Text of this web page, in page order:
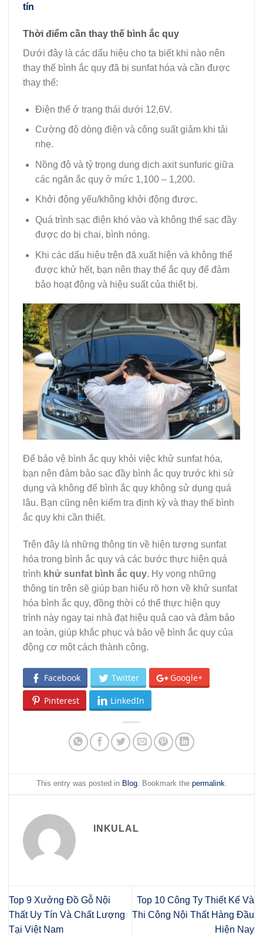
tín
Thời điểm cần thay thế bình ắc quy
Dưới đây là các dấu hiệu cho ta biết khi nào nên
thay thế bình ắc quy đã bị sunfat hóa và cần được
thay thế:
Điện thế ở trạng thái dưới 12,6V.
Cường độ dòng điện và công suất giảm khi tải
nhẹ.
Nồng độ và tỷ trọng dung dịch axit sunfuric giữa
các ngăn ắc quy ở mức 1,100 – 1,200.
Khởi động yếu/không khởi động được.
Quá trình sạc điện khó vào và không thể sạc đầy
được do bị chai, bình nóng.
Khi các dấu hiệu trên đã xuất hiện và không thể
được khử hết, bạn nên thay thế ắc quy để đảm
bảo hoạt động và hiệu suất của thiết bị.
Để bảo vệ bình ắc quy khỏi việc khử sunfat hóa,
bạn nên đảm bảo sạc đầy bình ắc quy trước khi sử
dụng và không để bình ắc quy không sử dụng quá
lâu. Bạn cũng nên kiểm tra định kỳ và thay thế bình
ắc quy khi cần thiết.
Trên đây là những thông tin về hiện tượng sunfat
hóa trong bình ắc quy và các bước thực hiện quá
trình khử sunfat bình ắc quy. Hy vọng những
thông tin trên sẽ giúp bạn hiểu rõ hơn về khử sunfat
hóa bình ắc quy, đồng thời có thể thực hiện quy
trình này ngay tại nhà đạt hiệu quả cao và đảm bảo
an toàn, giúp khắc phục và bảo vệ bình ắc quy của
động cơ một cách thành công.
Facebook Twitter Google+
Pinterest LinkedIn
This entry was posted in Blog. Bookmark the permalink.
INKULAL
Top 9 Xưởng Đồ Gỗ Nội
Thất Uy Tín Và Chất Lượng
Tại Việt Nam
Top 10 Công Ty Thiết Kế Và
Thi Công Nội Thất Hàng Đầu
Hiện Nay